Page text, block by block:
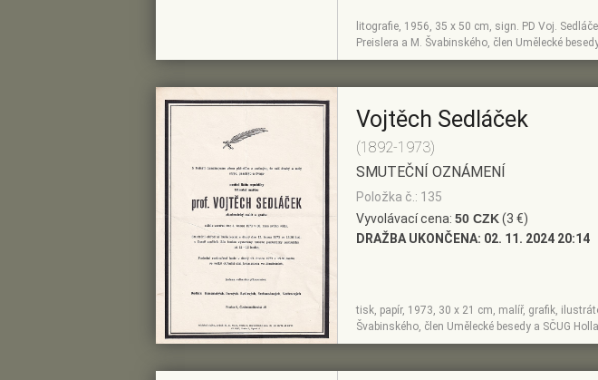
litografie, 1956, 35 x 50 cm, sign. PD Voj.
Preislera a M. Švabinského, člen Umělecké
DETAIL
PŘEDVÝBĚRU
Vojtěch Sedláček
(1892-1973)
SMUTEČNÍ OZNÁMENÍ
Položka č.: 135
Vyvolávací cena: 50 CZK(3 €)
DRAŽBA UKONČENA: 02. 11. 2024 20:14
tisk, papír, 1973, 30 x 21 cm, malíř, grafik,
Švabinského, člen Umělecké besedy a SČUG